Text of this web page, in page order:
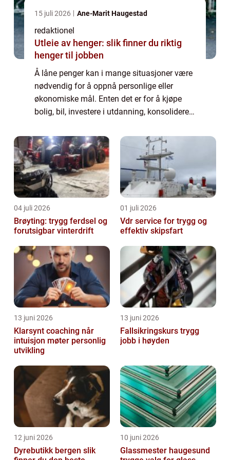
15 juli 2026 Ane-Marit Haugestad
redaktionel
Utleie av henger: slik finner du riktig
henger til jobben
Å låne penger kan i mange situasjoner være
nødvendig for å oppnå personlige eller
økonomiske mål. Enten det er for å kjøpe
bolig, bil, investere i utdanning, konsolidere
04 juli 2026
Brøyting: trygg ferdsel og
forutsigbar vinterdrift
01 juli 2026
Vdr service for trygg og
effektiv skipsfart
13 juni 2026
Klarsynt coaching når
intuisjon møter personlig
utvikling
13 juni 2026
Fallsikringskurs trygg
jobb i høyden
12 juni 2026
Dyrebutikk bergen slik
10 juni 2026
Glassmester haugesund